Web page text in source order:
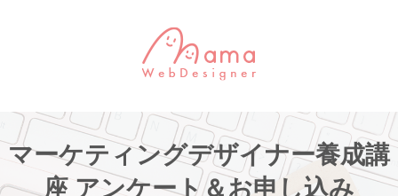
マーケティングデザイナー養成講
座 アンケート＆お申し込み